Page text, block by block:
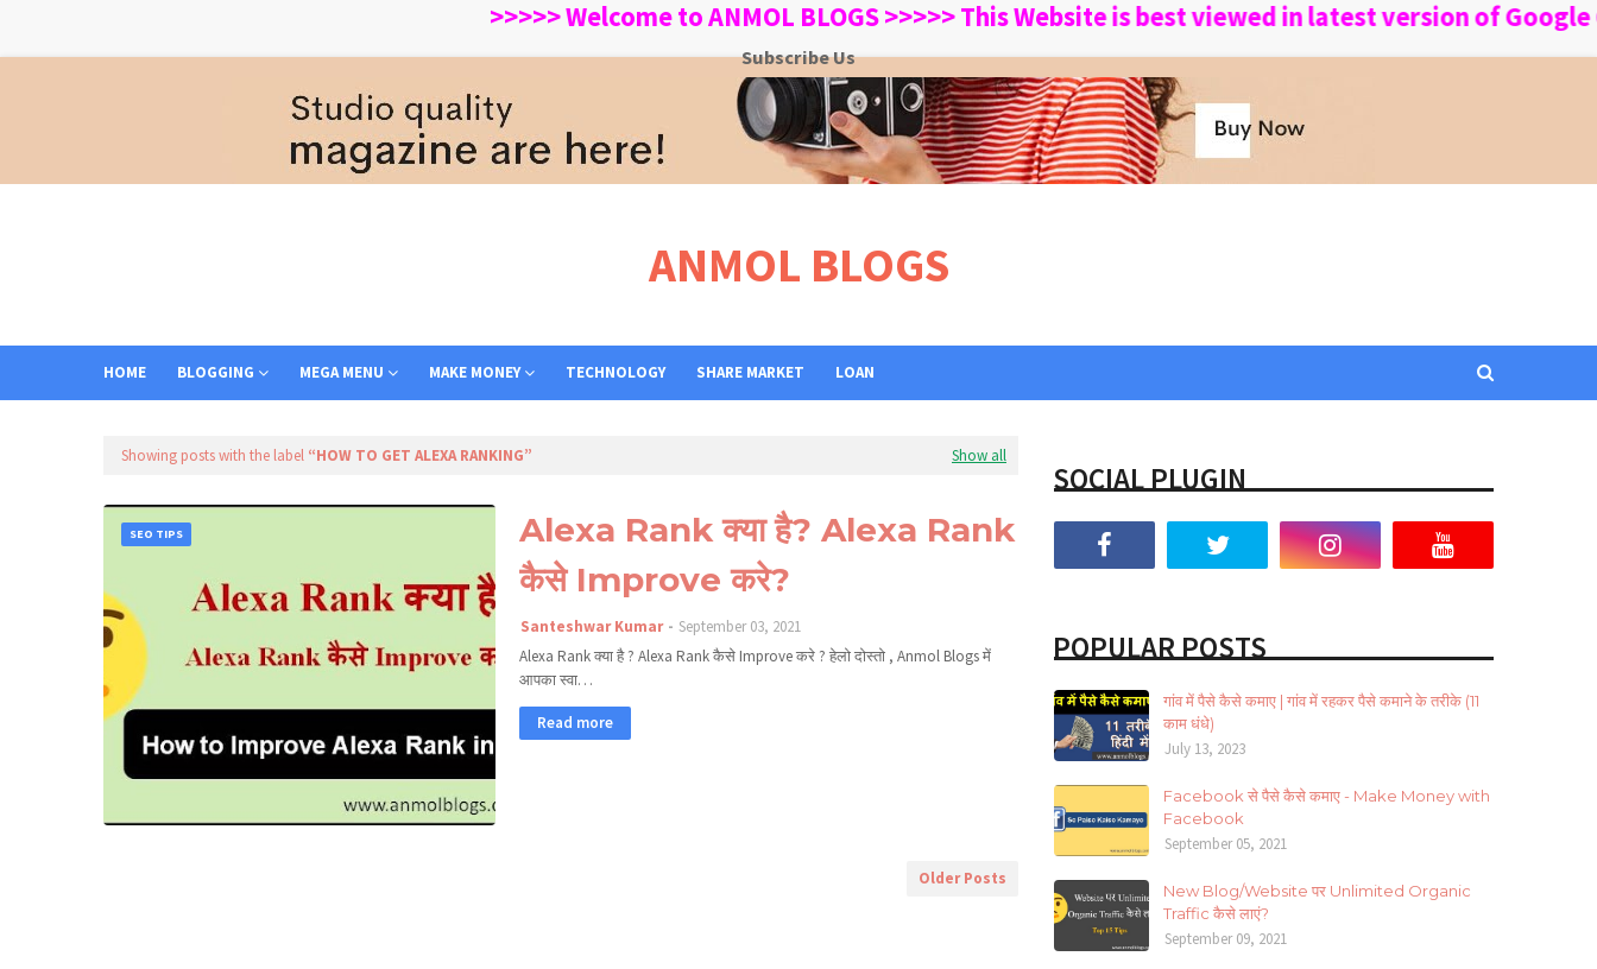
>>>>> Welcome to ANMOL BLOGS >>>>> This Website is best viewed in latest version of Google
Subscribe Us
ANMOL BLOGS
HOME BLOGGING MEGA MENU MAKE MONEY TECHNOLOGY SHARE MARKET LOAN
Showing posts with the label HOW TO GET ALEXA RANKING Show all
SEO TIPS
Alexa Rank क्या है? Alexa Rank
कैसे Improve करे?
Santeshwar Kumar
September 03, 2021
Alexa Rank क्या है ? Alexa Rank कैसे Improve करे ? हेलो दोस्तो , Anmol Blogs में
आपका स्वा…
Read more
Older Posts
SOCIAL PLUGIN
POPULAR POSTS
गांव में पैसे कैसे कमाए | गांव में रहकर पैसे कमाने के तरीके (11
काम धंधे)
July 13, 2023
Facebook से पैसे कैसे कमाए - Make Money with
Facebook
September 05, 2021
New Blog/Website पर Unlimited Organic
Traffic कैसे लाएं?
September 09, 2021